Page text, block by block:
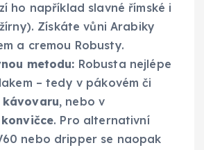
ho například slavné římské i
Získáte vůni Arabiky
a cremou Robusty.
metodu: Robusta nejlépe
– tedy v pákovém či
kávovaru, nebo v
. Pro alternativní
nebo dripper se naopak